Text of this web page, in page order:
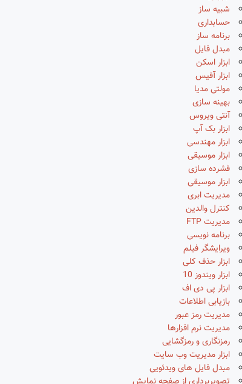
شبیه ساز
حسابداری
برنامه ساز
مبدل فایل
ابزار اسکن
ابزار آفیس
مولتی مدیا
بهینه سازی
آنتی ویروس
ابزار بک آپ
ابزار مهندسی
ابزار موسیقی
فشرده سازی
ابزار موسیقی
مدیریت ابری
کنترل والدین
مدیریت FTP
برنامه نویسی
ویرایشگر فیلم
ابزار حذف کلی
ابزار ویندوز 10
ابزار پی دی اف
بازیابی اطلاعات
مدیریت رمز عبور
مدیریت نرم افزارها
رمزنگاری و رمزگشایی
ابزار مدیریت وب سایت
مبدل فایل های ویدئویی